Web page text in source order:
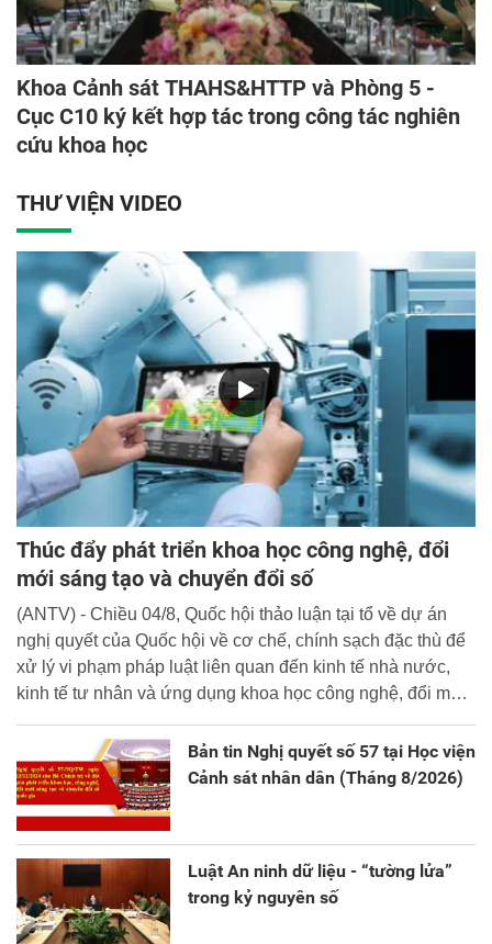
Khoa Cảnh sát THAHS&HTTP và Phòng 5 -
Cục C10 ký kết hợp tác trong công tác nghiên
cứu khoa học
THƯ VIỆN VIDEO
Thúc đẩy phát triển khoa học công nghệ, đổi
mới sáng tạo và chuyển đổi số
(ANTV) - Chiều 04/8, Quốc hội thảo luận tại tổ về dự án
nghị quyết của Quốc hội về cơ chế, chính sạch đặc thù để
xử lý vi phạm pháp luật liên quan đến kinh tế nhà nước,
kinh tế tư nhân và ứng dụng khoa học công nghệ, đổi mới
Bản tin Nghị quyết số 57 tại Học viện
Cảnh sát nhân dân (Tháng 8/2026)
Luật An ninh dữ liệu - “tường lửa”
trong kỷ nguyên số